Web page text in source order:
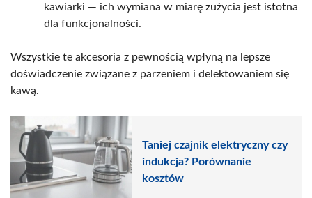
kawiarki — ich wymiana w miarę zużycia jest istotna
dla funkcjonalności.
Wszystkie te akcesoria z pewnością wpłyną na lepsze
doświadczenie związane z parzeniem i delektowaniem się
kawą.
Taniej czajnik elektryczny czy
indukcja? Porównanie
kosztów